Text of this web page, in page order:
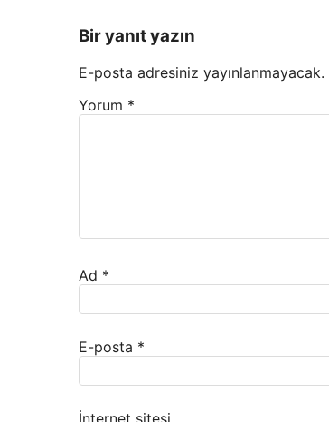
Bir yanıt yazın
E-posta adresiniz yayınlanmayacak.
Yorum *
Ad *
E-posta *
İnternet sitesi